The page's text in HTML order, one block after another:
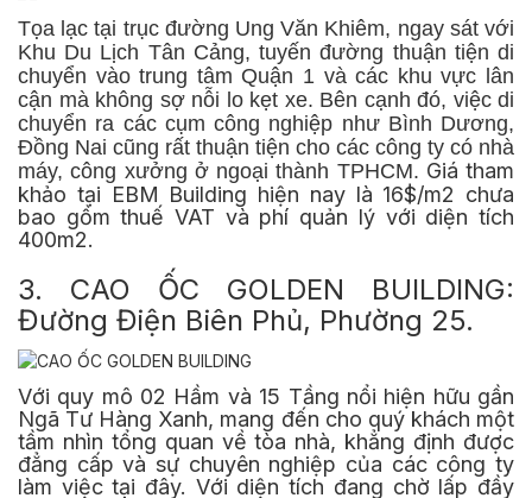
Tọa lạc tại trục đường Ung Văn Khiêm, ngay sát với
Khu Du Lịch Tân Cảng, tuyến đường thuận tiện di
chuyển vào trung tâm Quận 1 và các khu vực lân
cận mà không sợ nỗi lo kẹt xe. Bên cạnh đó, việc di
chuyển ra các cụm công nghiệp như Bình Dương,
Đồng Nai cũng rất thuận tiện cho các công ty có nhà
máy, công xưởng ở ngoại thành TPHCM. Giá tham
khảo tại EBM Building hiện nay là 16$/m2 chưa
bao gồm thuế VAT và phí quản lý với diện tích
400m2.
3. CAO ỐC GOLDEN BUILDING:
Đường Điện Biên Phủ, Phường 25.
Với quy mô 02 Hầm và 15 Tầng nổi hiện hữu gần
Ngã Tư Hàng Xanh, mang đến cho quý khách một
tầm nhìn tổng quan về tòa nhà, khẳng định được
đẳng cấp và sự chuyên nghiệp của các công ty
làm việc tại đây. Với diện tích đang chờ lấp đầy